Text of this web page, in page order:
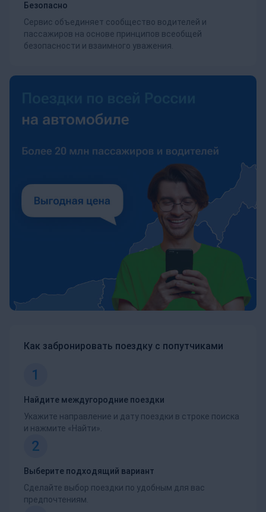
Безопасно
Сервис объединяет сообщество водителей и
пассажиров на основе принципов всеобщей
безопасности и взаимного уважения.
Как забронировать поездку с попутчиками
1
Найдите междугородние поездки
Укажите направление и дату поездки в строке поиска
и нажмите «Найти».
2
Выберите подходящий вариант
Сделайте выбор поездки по удобным для вас
предпочтениям.